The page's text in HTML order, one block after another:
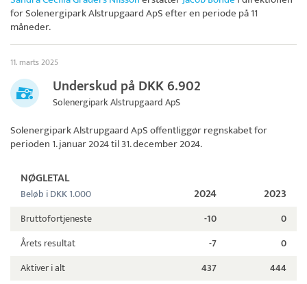
forSolenergipark Alstrupgaard ApSefter en periode på 11
måneder.
11. marts 2025
Underskud på DKK 6.902
Solenergipark Alstrupgaard ApS
Solenergipark Alstrupgaard ApSoffentliggør regnskabet for
perioden 1. januar 2024 til 31. december 2024.
NØGLETAL
Beløb i DKK 1.000 2024 2023
Bruttofortjeneste -10
0
Årets resultat
-7
0
Aktiver i alt
437
444